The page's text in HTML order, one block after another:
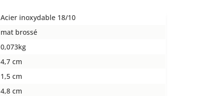
Acier inoxydable 18/10
mat brossé
0,073kg
4,7 cm
1,5 cm
4,8 cm